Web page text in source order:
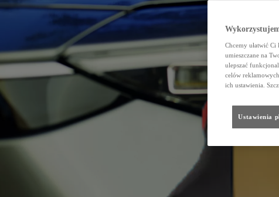
Chcemy ułatwić
umieszczane na
ulepszać
celów
ich ustawienia.
Ustawienia